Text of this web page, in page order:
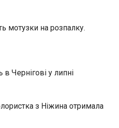
мотузки на розпалку.
в Чернігові у липні
з Ніжина отримала